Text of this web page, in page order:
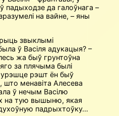
падыходзе да галоўнага –
на вайне, – яны
звыклымі
ў Васіля адукацыя? –
жа быў грунтоўна
за плячыма былі
урэшце рэшт ён быў
менавіта Алесева
ў нечым Васілю
на тую вышыню, якая
падрыхтоўку…